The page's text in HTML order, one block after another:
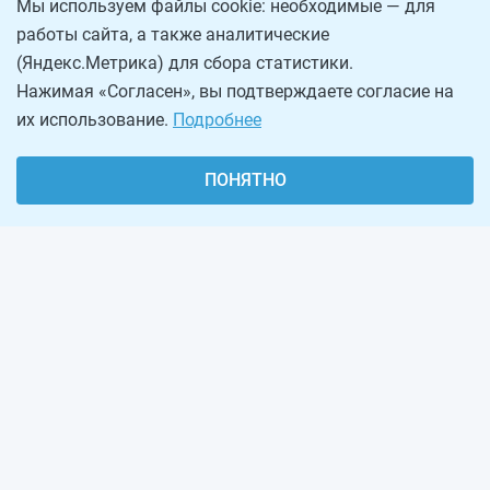
Мы используем файлы cookie: необходимые — для
работы сайта, а также аналитические
(Яндекс.Метрика) для сбора статистики.
Нажимая «Согласен», вы подтверждаете согласие на
их использование. Подробнее
ПОНЯТНО